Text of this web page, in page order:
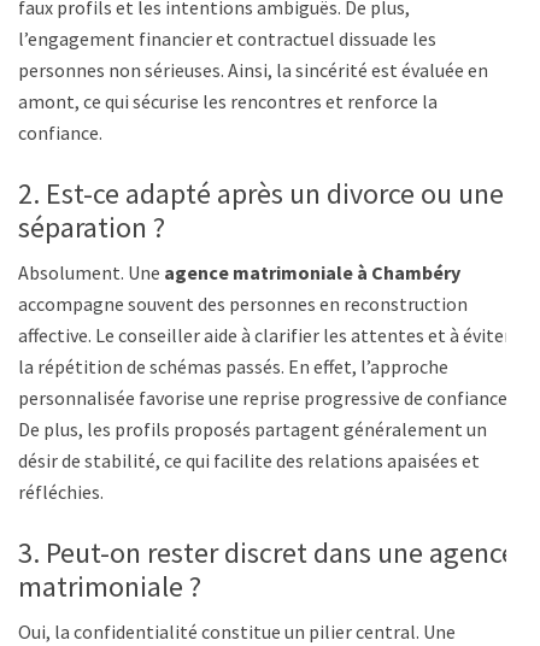
faux profils et les intentions ambiguës. De plus,
l’engagement financier et contractuel dissuade les
personnes non sérieuses. Ainsi, la sincérité est évaluée en
amont, ce qui sécurise les rencontres et renforce la
confiance.
2. Est-ce adapté après un divorce ou une
séparation ?
Absolument. Une agence matrimoniale à Chambéry
accompagne souvent des personnes en reconstruction
affective. Le conseiller aide à clarifier les attentes et à éviter
la répétition de schémas passés. En effet, l’approche
personnalisée favorise une reprise progressive de confiance.
De plus, les profils proposés partagent généralement un
désir de stabilité, ce qui facilite des relations apaisées et
réfléchies.
3. Peut-on rester discret dans une agence
matrimoniale ?
Oui, la confidentialité constitue un pilier central. Une